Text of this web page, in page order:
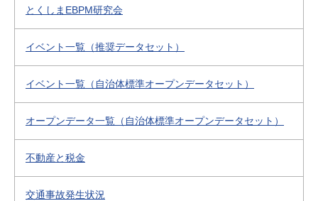
とくしまEBPM研究会
イベント一覧（推奨データセット）
イベント一覧（自治体標準オープンデータセット）
オープンデータ一覧（自治体標準オープンデータセット）
不動産と税金
交通事故発生状況